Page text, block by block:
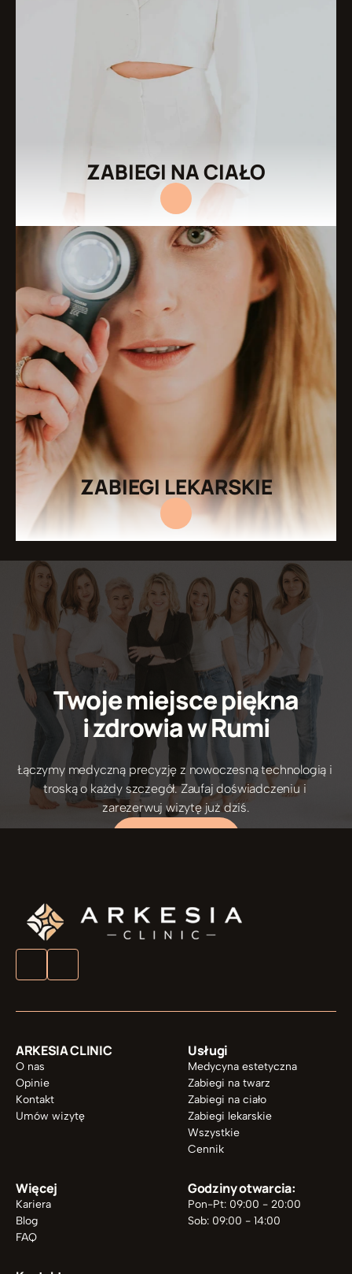
ZABIEGI NA CIAŁO
ZABIEGI LEKARSKIE
Twoje miejsce piękna
i zdrowia w Rumi
5/5 Opinie pacjentów
Łączymy medyczną precyzję z nowoczesną technologią i
troską o każdy szczegół. Zaufaj doświadczeniu i
zarezerwuj wizytę już dziś.
ARKESIA CLINIC
O nas
Opinie
Kontakt
Umów wizytę
Usługi
Medycyna estetyczna
Zabiegi na twarz
Zabiegi na ciało
Zabiegi lekarskie
Wszystkie
Cennik
Więcej
Kariera
Blog
FAQ
Godziny otwarcia:
Pon-Pt: 09:00 - 20:00
Sob: 09:00 - 14:00